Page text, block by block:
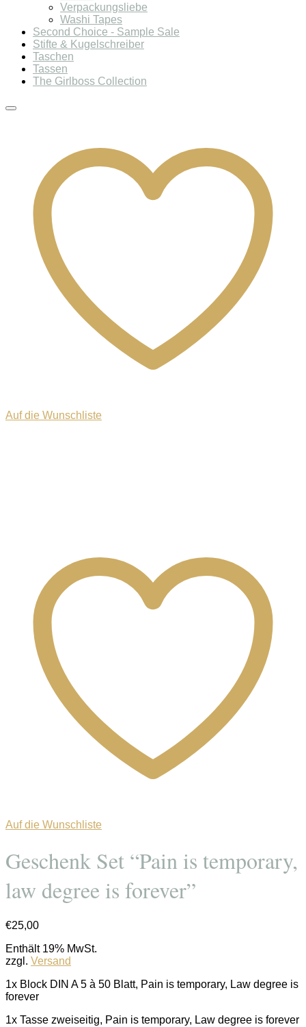
Verpackungsliebe
Washi Tapes
Second Choice - Sample Sale
Stifte & Kugelschreiber
Taschen
Tassen
The Girlboss Collection
Auf die Wunschliste
Auf die Wunschliste
Geschenk Set “Pain is temporary,
law degree is forever”
€25,00
Enthält 19% MwSt.
zzgl. Versand
1x Block DIN A 5 à 50 Blatt, Pain is temporary, Law degree is
forever
1x Tasse zweiseitig, Pain is temporary, Law degree is forever